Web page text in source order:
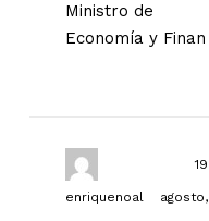
Ministro de
Economía y Finan
enriquenoal
19
agosto,